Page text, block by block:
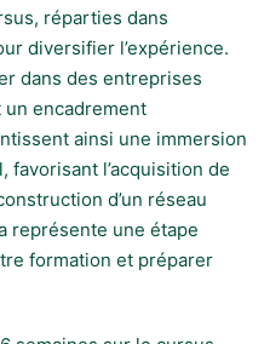
réparties dans
diversifier l’expérience.
dans des entreprises
encadrement
ainsi une immersion
favorisant l’acquisition de
d’un réseau
représente une étape
formation et préparer